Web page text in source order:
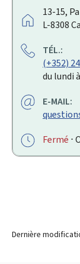
A
D
E
S
S
:
13-15,
L-8308
TÉL.:
(+352)
du lundi
E-MAIL:
Fermé ⋅
Dernière